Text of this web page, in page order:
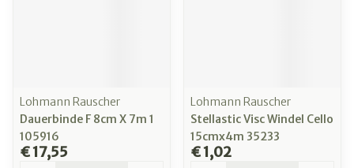
Lohmann Rauscher
Dauerbinde F 8cm X 7m 1
105916
€ 17,55
Lohmann Rauscher
Stellastic Visc Windel Cello
15cmx4m 35233
€ 1,02